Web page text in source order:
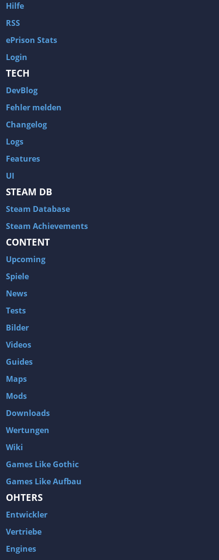
Hilfe
RSS
ePrison Stats
Login
TECH
DevBlog
Fehler melden
Changelog
Logs
Features
UI
STEAM DB
Steam Database
Steam Achievements
CONTENT
Upcoming
Spiele
News
Tests
Bilder
Videos
Guides
Maps
Mods
Downloads
Wertungen
Wiki
Games Like Gothic
Games Like Aufbau
OHTERS
Entwickler
Vertriebe
Engines